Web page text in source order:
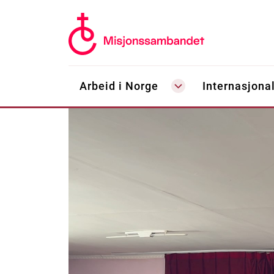
Arbeid i Norge